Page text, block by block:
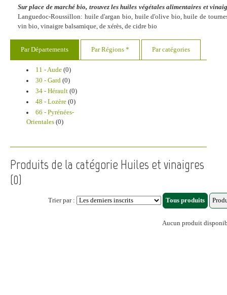
Sur place de marché bio, trouvez les huiles végétales alimentaires et
Languedoc-Roussillon: huile d'argan bio, huile d'olive bio, huile de
vin bio, vinaigre balsamique, de xérès, de cidre bio
Par Départements Par Régions * Par catégories
11 - Aude(0)
30 - Gard(0)
34 - Hérault(0)
48 - Lozère(0)
66 - Pyrénées-
Orientales (0)
Produits de la catégorie Huiles et vinaigres
(0)
Trier par :
Aucun produit